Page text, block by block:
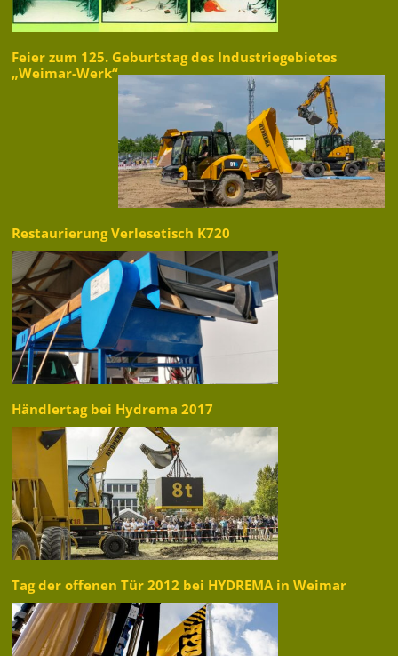
Feier zum 125. Geburtstag des Industriegebietes
„Weimar-Werk“
Restaurierung Verlesetisch K720
Händlertag bei Hydrema 2017
Tag der offenen Tür 2012 bei HYDREMA in Weimar